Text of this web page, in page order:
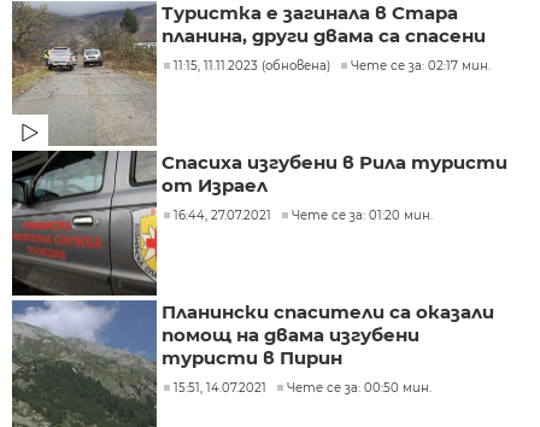
Туристка е загинала в Стара
планина, други двама са спасени
11:15, 11.11.2023 (обновена) Чете се за: 02:17 мин.
Спасиха изгубени в Рила туристи
от Израел
16:44, 27.07.2021 Чете се за: 01:20 мин.
Планински спасители са оказали
помощ на двама изгубени
туристи в Пирин
15:51, 14.07.2021 Чете се за: 00:50 мин.